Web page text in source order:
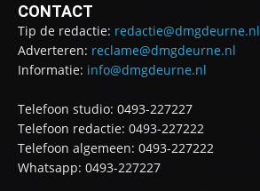
CONTACT
Tip de redactie: redactie@dmgdeurne.nl
Adverteren: reclame@dmgdeurne.nl
Informatie: info@dmgdeurne.nl
Telefoon studio: 0493-227227
Telefoon redactie: 0493-227222
Telefoon algemeen: 0493-227222
Whatsapp: 0493-227227